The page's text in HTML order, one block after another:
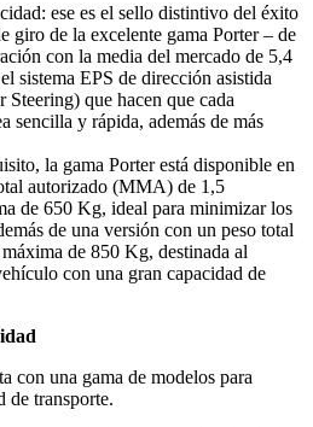
ese es el sello distintivo del éxito
giro de la excelente gama Porter – de
con la media del mercado de 5,4
sistema EPS de dirección asistida
que hacen que cada
sencilla y rápida, además de más
la gama Porter está disponible en
autorizado (MMA) de 1,5
de 650 Kg, ideal para minimizar los
de una versión con un peso total
de 850 Kg, destinada al
con una gran capacidad de
con una gama de modelos para
de transporte.